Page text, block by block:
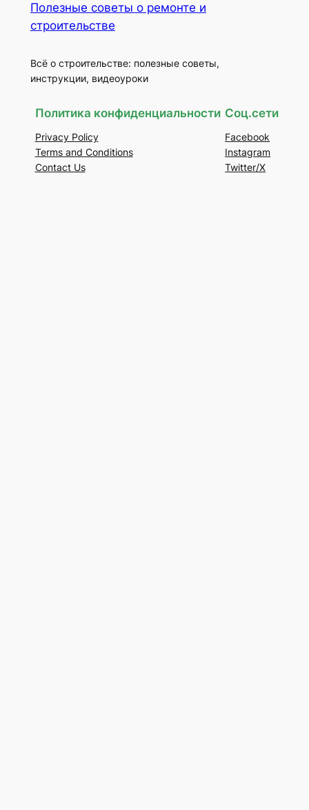
Полезные советы о ремонте и
строительстве
Всё о строительстве: полезные советы,
инструкции, видеоуроки
Политика конфиденциальности
Privacy Policy
Terms and Conditions
Contact Us
Соц.сети
Facebook
Instagram
Twitter/X